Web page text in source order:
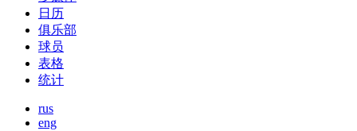
日历
俱乐部
球员
表格
统计
rus
eng